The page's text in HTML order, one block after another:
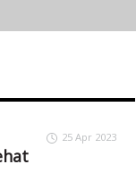
25 Apr 2023